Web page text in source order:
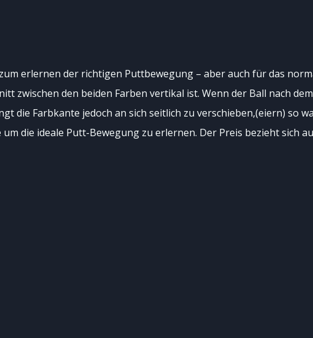
erlernen der richtigen Puttbewegung – aber auch für das
zwischen den beiden Farben vertikal ist. Wenn der Ball nach
die Farbkante jedoch an sich seitlich zu verschieben,(eiern) so
die ideale Putt-Bewegung zu erlernen. Der Preis bezieht sich